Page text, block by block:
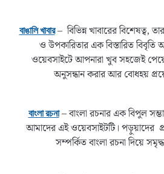
বাঙালি খাবার– বিভিন্ন খাবারের বিশেষত্ব,
ও উপকারিতার এক বিস্তারিত
ওয়েবসাইটে আপনারা খুব সহজেই
অনুসন্ধান করার আর বোধহয়
বাংলা রচনা– বাংলা রচনার এক বিপুল
আমাদের এই ওয়েবসাইটটি। পড়ুয়াদের
সম্পর্কিত বাংলা রচনা দিয়ে